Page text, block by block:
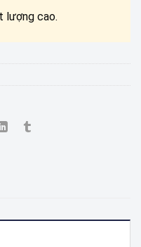
lượng cao.